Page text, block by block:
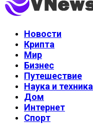
Новости
Крипта
Мир
Бизнес
Путешествие
Наука и техника
Дом
Интернет
Спорт